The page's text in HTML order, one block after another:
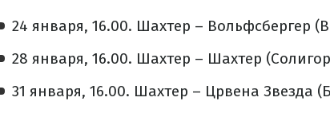
24 января, 16.00. Шахтер – Вольфсбергер
28 января, 16.00. Шахтер – Шахтер
31 января, 16.00. Шахтер – Црвена Звезда